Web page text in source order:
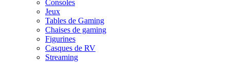
Consoles
Jeux
Tables de Gaming
Chaises de gaming
Figurines
Casques de RV
Streaming